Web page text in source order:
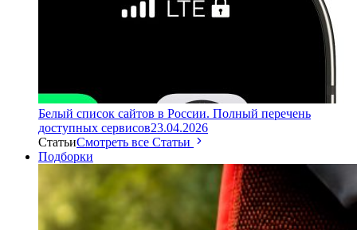
Белый список сайтов в России. Полный перечень
доступных сервисов23.04.2026
СтатьиСмотреть все Статьи
Подборки